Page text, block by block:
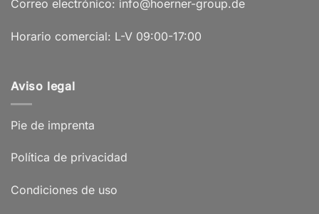
Correo electrónico: info@hoerner-group.de
Horario comercial: L-V 09:00-17:00
Aviso legal
Pie de imprenta
Política de privacidad
Condiciones de uso